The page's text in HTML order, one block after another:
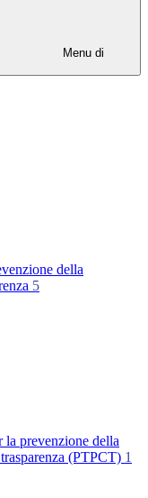
Menu di
della
5
la prevenzione della
(PTPCT) 1